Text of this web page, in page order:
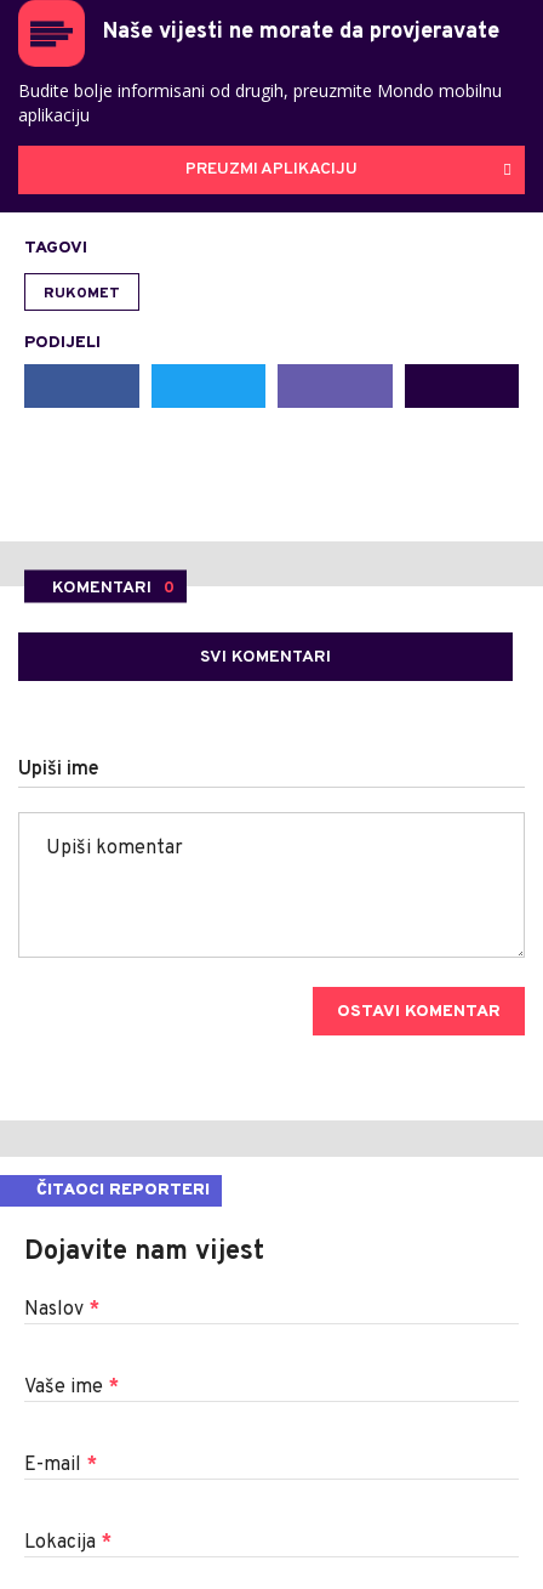
Naše vijesti ne morate da provjeravate
Budite bolje informisani od drugih, preuzmite Mondo mobilnu
aplikaciju
PREUZMI APLIKACIJU
TAGOVI
RUKOMET
PODIJELI
KOMENTARI 0
SVI KOMENTARI
Upiši ime
OSTAVI KOMENTAR
ČITAOCI REPORTERI
Dojavite nam vijest
Naslov *
Vaše ime *
E-mail *
Lokacija *